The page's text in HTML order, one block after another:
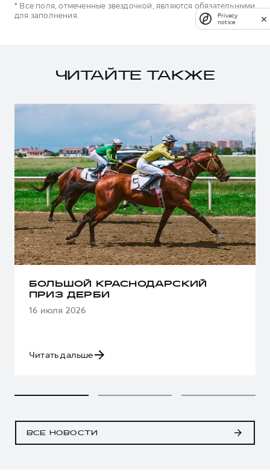
* Все поля, отмеченные звездочкой, являются обязательными
для заполнения.
ЧИТАЙТЕ ТАКЖЕ
БОЛЬШОЙ КРАСНОДАРСКИЙ
ПРИЗ ДЕРБИ
16 июля 2026
Читать дальше
ВСЕ НОВОСТИ
Privacy
notice